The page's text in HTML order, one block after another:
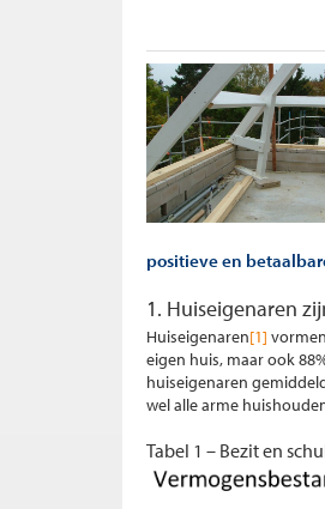
positieve en
1. Huiseigenaren
Huiseigenaren[1]
eigen huis, maar ook
huiseigenaren
wel alle arme
Tabel 1 – Bezit en